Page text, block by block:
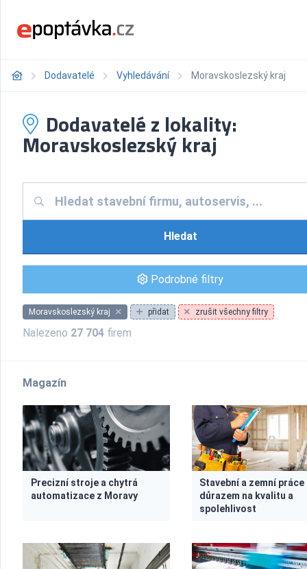
Dodavatelé Vyhledávání Moravskoslezský kraj
Dodavatelé z lokality:
Moravskoslezský kraj
Hledat
Podrobné filtry
Moravskoslezský kraj přidat zrušit všechny filtry
Nalezeno 27 704 firem
Magazín
Precizní stroje a chytrá
automatizace z Moravy
Stavební a zemní práce
důrazem na kvalitu a
spolehlivost